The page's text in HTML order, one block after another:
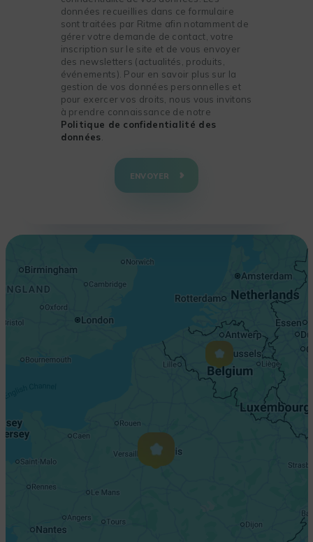
données recueillies dans ce formulaire
sont traitées par Ritme afin notamment de
gérer votre demande de contact, votre
inscription sur le site et de vous envoyer
des newsletters (actualités, produits,
événements). Pour en savoir plus sur la
gestion de vos données personnelles et
pour exercer vos droits, nous vous invitons
à prendre connaissance de notre
Politique de confidentialité des
données
ENVOYER